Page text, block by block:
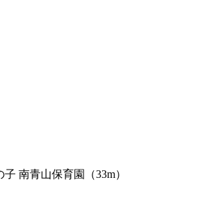
子 南青山保育園（33m）